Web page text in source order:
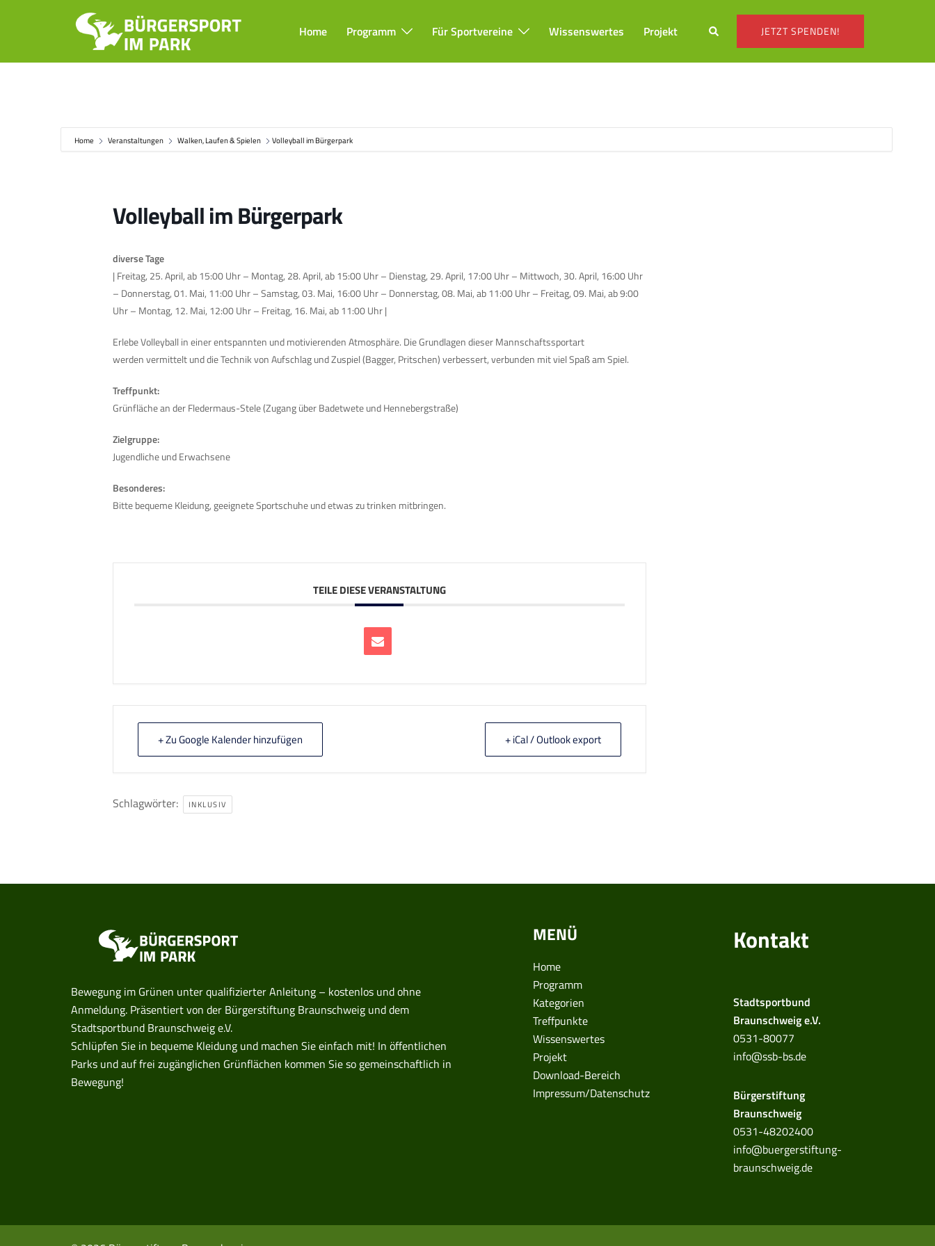
Home Programm Für Sportvereine Wissenswertes Projekt Suche JETZT SPENDEN!
Home Veranstaltungen Walken, Laufen & Spielen Volleyball im Bürgerpark
Volleyball im Bürgerpark
diverse Tage
| Freitag, 25. April, ab 15:00 Uhr – Montag, 28. April, ab 15:00 Uhr – Dienstag, 29. April, 17:00 Uhr – Mittwoch, 30. April, 16:00 Uhr
– Donnerstag, 01. Mai, 11:00 Uhr – Samstag, 03. Mai, 16:00 Uhr – Donnerstag, 08. Mai, ab 11:00 Uhr – Freitag, 09. Mai, ab 9:00
Uhr – Montag, 12. Mai, 12:00 Uhr – Freitag, 16. Mai, ab 11:00 Uhr |
Erlebe Volleyball in einer entspannten und motivierenden Atmosphäre. Die Grundlagen dieser Mannschaftssportart
werden vermittelt und die Technik von Aufschlag und Zuspiel (Bagger, Pritschen) verbessert, verbunden mit viel Spaß am Spiel.
Treffpunkt:
Grünfläche an der Fledermaus-Stele (Zugang über Badetwete und Hennebergstraße)
Zielgruppe:
Jugendliche und Erwachsene
Besonderes:
Bitte bequeme Kleidung, geeignete Sportschuhe und etwas zu trinken mitbringen.
TEILE DIESE VERANSTALTUNG
+ Zu Google Kalender hinzufügen + iCal / Outlook export
Schlagwörter: INKLUSIV
Bewegung im Grünen unter qualifizierter Anleitung – kostenlos und ohne
Anmeldung. Präsentiert von der Bürgerstiftung Braunschweig und dem
Stadtsportbund Braunschweig e.V.
Schlüpfen Sie in bequeme Kleidung und machen Sie einfach mit! In öffentlichen
Parks und auf frei zugänglichen Grünflächen kommen Sie so gemeinschaftlich in
Bewegung!
MENÜ
Home
Programm
Kategorien
Treffpunkte
Wissenswertes
Projekt
Download-Bereich
Impressum/Datenschutz
Kontakt
Stadtsportbund
Braunschweig e.V.
0531-80077
info@ssb-bs.de
Bürgerstiftung
Braunschweig
0531-48202400
info@buergerstiftung-
braunschweig.de